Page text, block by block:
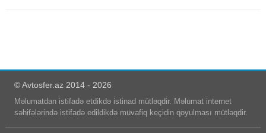
© Avtosfer.az 2014 - 2026
Məlumatdan istifadə etdikdə istinad mütləqdir. Məlumat internet
səhifələrində istifadə edildikdə müvafiq keçidin qoyulması mütləqdir.